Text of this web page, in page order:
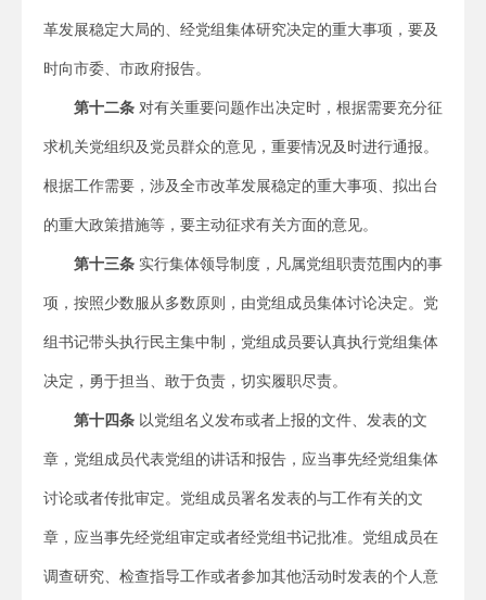
革发展稳定大局的、经党组集体研究决定的重大事项，要及
时向市委、市政府报告。
第十二条 对有关重要问题作出决定时，根据需要充分征
求机关党组织及党员群众的意见，重要情况及时进行通报。
根据工作需要，涉及全市改革发展稳定的重大事项、拟出台
的重大政策措施等，要主动征求有关方面的意见。
第十三条 实行集体领导制度，凡属党组职责范围内的事
项，按照少数服从多数原则，由党组成员集体讨论决定。党
组书记带头执行民主集中制，党组成员要认真执行党组集体
决定，勇于担当、敢于负责，切实履职尽责。
第十四条 以党组名义发布或者上报的文件、发表的文
章，党组成员代表党组的讲话和报告，应当事先经党组集体
讨论或者传批审定。党组成员署名发表的与工作有关的文
章，应当事先经党组审定或者经党组书记批准。党组成员在
调查研究、检查指导工作或者参加其他活动时发表的个人意